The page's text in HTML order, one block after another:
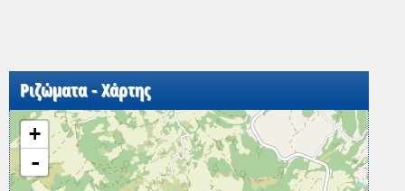
Ριζώματα - Χάρτης
+
-